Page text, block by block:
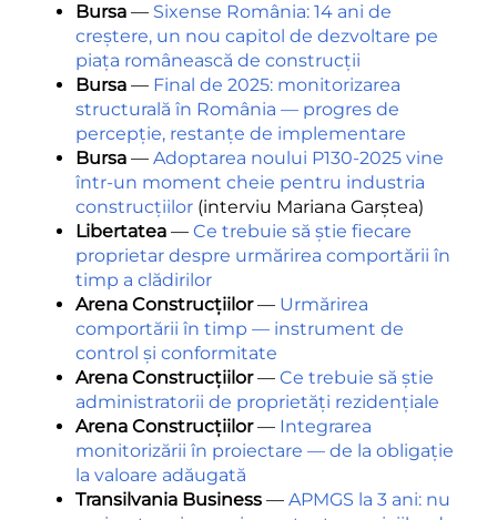
Bursa — Sixense România: 14 ani de
creștere, un nou capitol de dezvoltare pe
piața românească de construcții
Bursa — Final de 2025: monitorizarea
structurală în România — progres de
percepție, restanțe de implementare
Bursa — Adoptarea noului P130-2025 vine
într-un moment cheie pentru industria
construcțiilor (interviu Mariana Garștea)
Libertatea — Ce trebuie să știe fiecare
proprietar despre urmărirea comportării în
timp a clădirilor
Arena Construcțiilor— Urmărirea
comportării în timp — instrument de
control și conformitate
Arena Construcțiilor— Ce trebuie să știe
administratorii de proprietăți rezidențiale
Arena Construcțiilor— Integrarea
monitorizării în proiectare — de la obligație
la valoare adăugată
Transilvania Business — APMGS la 3 ani: nu